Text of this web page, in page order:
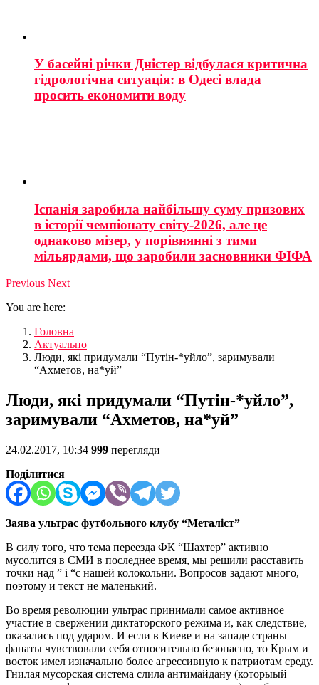
У басейні річки Дністер відбулася критична
гідрологічна ситуація: в Одесі влада
просить економити воду
Іспанія заробила найбільшу суму призових
в історії чемпіонату світу-2026, але це
однаково мізер, у порівнянні з тими
мільярдами, що заробили засновники ФІФА
Previous Next
You are here:
Головна
Актуально
Люди, які придумали “Путін-*уйло”, заримували
“Ахметов, на*уй”
Люди, які придумали “Путін-*уйло”,
заримували “Ахметов, на*уй”
24.02.2017, 10:34 999 перегляди
Поділитися
Заява ультрас футбольного клубу “Металіст”
В силу того, что тема переезда ФК “Шахтер” активно
мусолится в СМИ в последнее время, мы решили расставить
точки над ” і “с нашей колокольни. Вопросов задают много,
поэтому и текст не маленький.
Во время революции ультрас принимали самое активное
участие в свержении диктаторского режима и, как следствие,
оказались под ударом. И если в Киеве и на западе страны
фанаты чувствовали себя относительно безопасно, то Крым и
восток имел изначально более агрессивную к патриотам среду.
Гнилая мусорская система слила антимайдану (которыый